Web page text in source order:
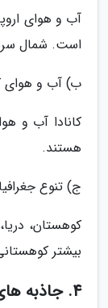
آب و هوای
است. شمال
ب) آب و هوای
کانادا آب و
هستند.
ج) تنوع
کوهستان،
بیشتر
4. جاذبه های گردشگری و تفریحی